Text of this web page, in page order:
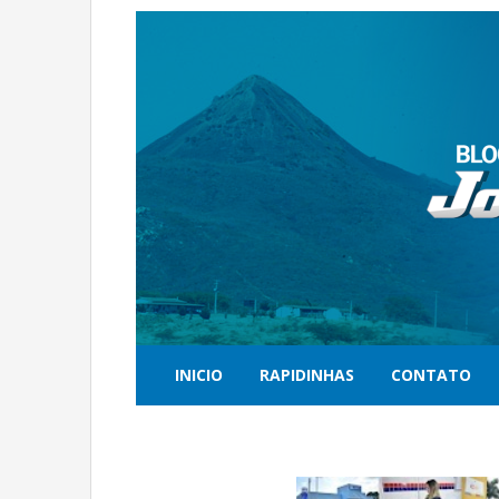
INICIO RAPIDINHAS CONTATO